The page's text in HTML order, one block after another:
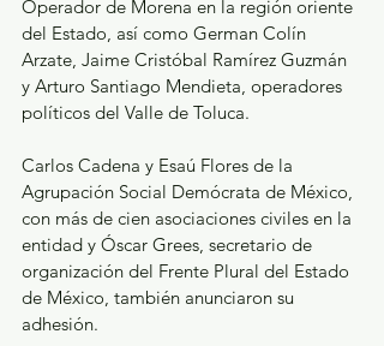
Operador de Morena en la región oriente
del Estado, así como German Colín
Arzate, Jaime Cristóbal Ramírez Guzmán
y Arturo Santiago Mendieta, operadores
políticos del Valle de Toluca.
Carlos Cadena y Esaú Flores de la
Agrupación Social Demócrata de México,
con más de cien asociaciones civiles en la
entidad y Óscar Grees, secretario de
organización del Frente Plural del Estado
de México, también anunciaron su
adhesión.